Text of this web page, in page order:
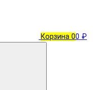
Корзина 00 ₽